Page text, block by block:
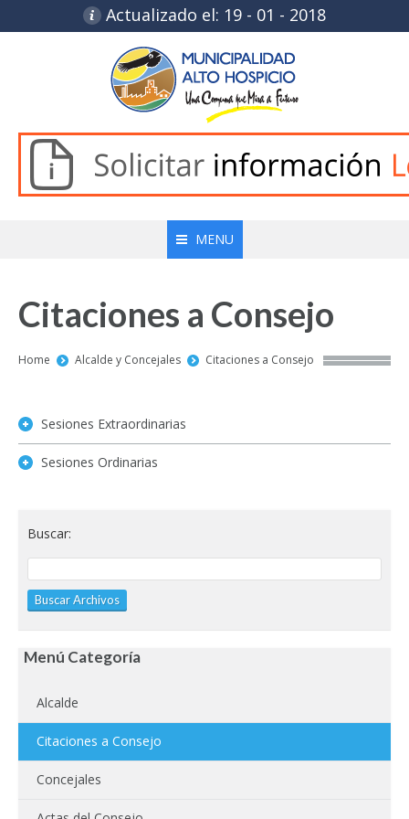
Actualizado el: 19 - 01 - 2018
MENU
Citaciones a Consejo
You are here:
Home Alcalde y Concejales Citaciones a Consejo
Sesiones Extraordinarias
Sesiones Ordinarias
Buscar:
Menú Categoría
Alcalde
Citaciones a Consejo
Concejales